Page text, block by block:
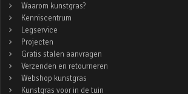
Waarom kunstgras?
Kenniscentrum
Legservice
Projecten
Gratis stalen aanvragen
Verzenden en retourneren
Webshop kunstgras
Kunstgras voor in de tuin